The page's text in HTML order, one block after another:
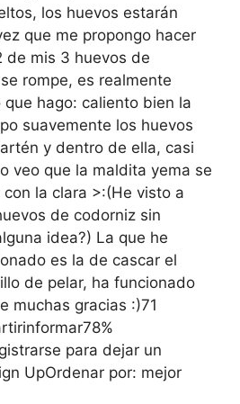
los huevos estarán
que me propongo hacer
de mis 3 huevos de
rompe, es realmente
que hago: caliento bien la
suavemente los huevos
y dentro de ella, casi
veo que la maldita yema se
la clara >:(He visto a
de codorniz sin
idea?) La que he
es la de cascar el
de pelar, ha funcionado
muchas gracias :)71
para dejar un
UpOrdenar por: mejor